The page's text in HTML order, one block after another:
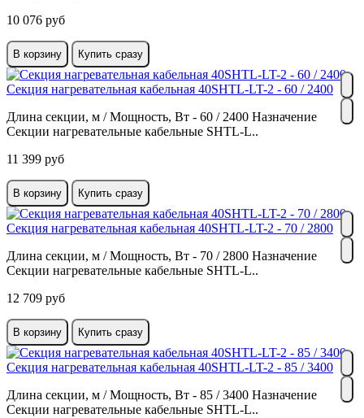
10 076 руб
В корзину Купить сразу
Секция нагревательная кабельная 40SHTL-LT-2 - 60 / 2400
Длина секции, м / Мощность, Вт - 60 / 2400 Назначение
Секции нагревательные кабельные SHTL-L..
11 399 руб
В корзину Купить сразу
Секция нагревательная кабельная 40SHTL-LT-2 - 70 / 2800
Длина секции, м / Мощность, Вт - 70 / 2800 Назначение
Секции нагревательные кабельные SHTL-L..
12 709 руб
В корзину Купить сразу
Секция нагревательная кабельная 40SHTL-LT-2 - 85 / 3400
Длина секции, м / Мощность, Вт - 85 / 3400 Назначение
Секции нагревательные кабельные SHTL-L..